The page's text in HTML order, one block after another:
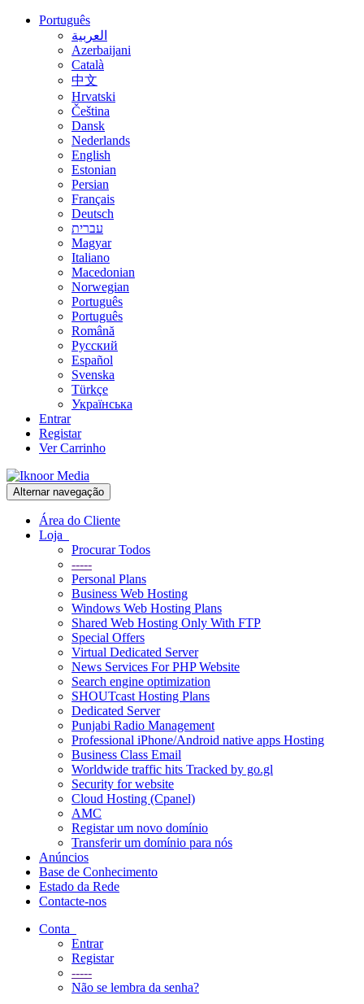
Português
العربية
Azerbaijani
Català
中文
Hrvatski
Čeština
Dansk
Nederlands
English
Estonian
Persian
Français
Deutsch
עברית
Magyar
Italiano
Macedonian
Norwegian
Português
Português
Română
Русский
Español
Svenska
Türkçe
Українська
Entrar
Registar
Ver Carrinho
Alternar navegação
Área do Cliente
Loja
Procurar Todos
-----
Personal Plans
Business Web Hosting
Windows Web Hosting Plans
Shared Web Hosting Only With FTP
Special Offers
Virtual Dedicated Server
News Services For PHP Website
Search engine optimization
SHOUTcast Hosting Plans
Dedicated Server
Punjabi Radio Management
Professional iPhone/Android native apps Hosting
Business Class Email
Worldwide traffic hits Tracked by go.gl
Security for website
Cloud Hosting (Cpanel)
AMC
Registar um novo domínio
Transferir um domínio para nós
Anúncios
Base de Conhecimento
Estado da Rede
Contacte-nos
Conta
Entrar
Registar
-----
Não se lembra da senha?